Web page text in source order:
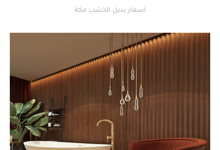
اسعار بديل الخشب مكة